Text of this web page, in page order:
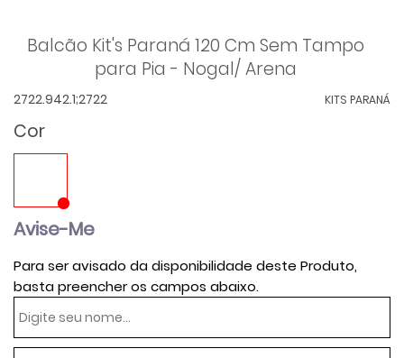
Balcão Kit's Paraná 120 Cm Sem Tampo
para Pia - Nogal/ Arena
KITS PARANÁ
2722.942.1;2722
Cor
Avise-Me
Para ser avisado da disponibilidade deste Produto,
basta preencher os campos abaixo.